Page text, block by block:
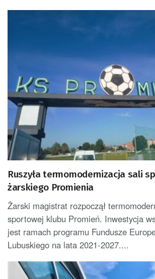
Ruszyła termomodernizacja sali
żarskiego Promienia
Żarski magistrat rozpoczął
sportowej klubu Promień. Inwestycja
jest ramach programu Fundusze
Lubuskiego na lata 2021-2027....